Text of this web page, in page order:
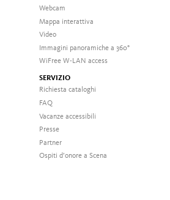
Webcam
Mappa interattiva
Video
Immagini panoramiche a 360°
WiFree W-LAN access
SERVIZIO
Richiesta cataloghi
FAQ
Vacanze accessibili
Presse
Partner
Ospiti d’onore a Scena